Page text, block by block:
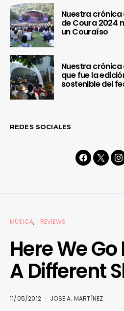
Nuestra
de Coura 2024
un Couraíso
Nuestra crónica
que fue la
sostenible del
REDES SOCIALES
MÚSICA REVIEWS
Here We
A Different
11/05/2012 JOSE A. MARTÍNEZ